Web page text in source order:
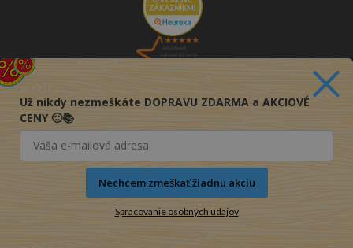
Už nikdy nezmeškáte DOPRAVU ZDARMA a AKCIOVÉ
CENY 🙂📚
Nechcem zmeškať žiadnu akciu
Spracovanie osobných údajov